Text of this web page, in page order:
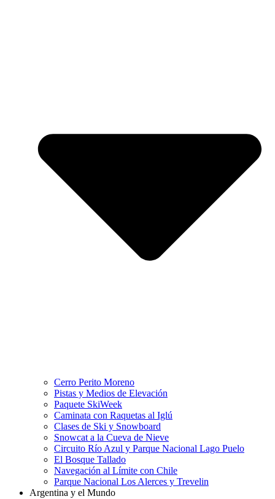
Cerro Perito Moreno
Pistas y Medios de Elevación
Paquete SkiWeek
Caminata con Raquetas al Iglú
Clases de Ski y Snowboard
Snowcat a la Cueva de Nieve
Circuito Río Azul y Parque Nacional Lago Puelo
El Bosque Tallado
Navegación al Límite con Chile
Parque Nacional Los Alerces y Trevelin
Argentina y el Mundo